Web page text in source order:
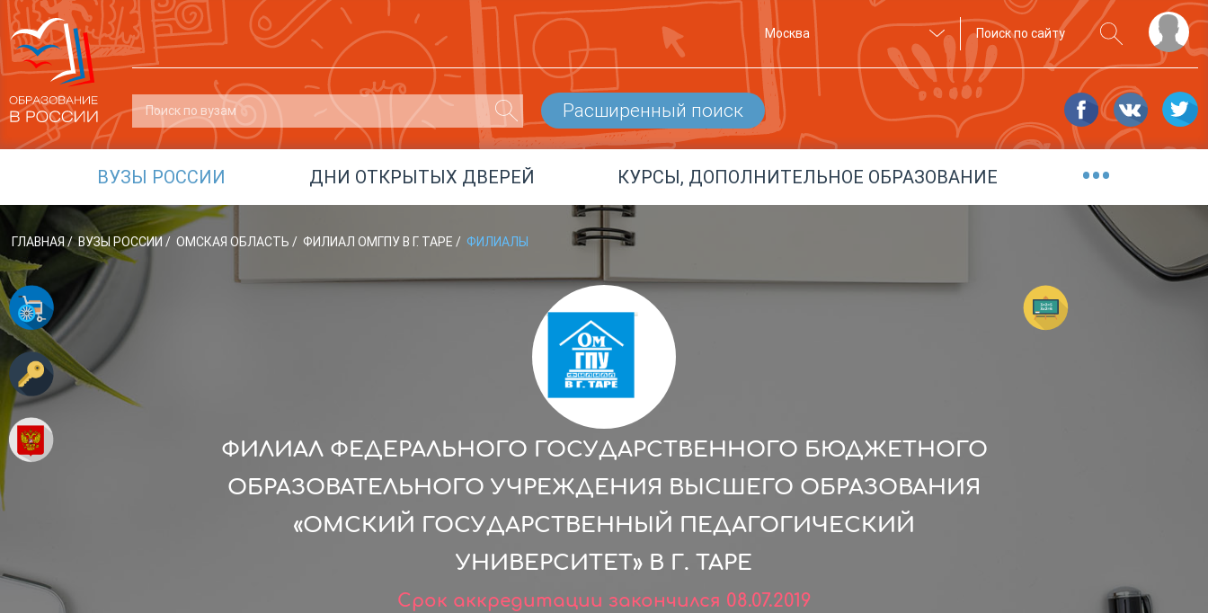
Москва
Расширенный поиск
ВУЗЫ РОССИИ ДНИ ОТКРЫТЫХ ДВЕРЕЙ КУРСЫ, ДОПОЛНИТЕЛЬНОЕ ОБРАЗОВАНИЕ •••
ГЛАВНАЯ/ ВУЗЫ РОССИИ / ОМСКАЯ ОБЛАСТЬ / ФИЛИАЛ ОМГПУ В Г. ТАРЕ / ФИЛИАЛЫ
ФИЛИАЛ ФЕДЕРАЛЬНОГО ГОСУДАРСТВЕННОГО БЮДЖЕТНОГО
ОБРАЗОВАТЕЛЬНОГО УЧРЕЖДЕНИЯ ВЫСШЕГО ОБРАЗОВАНИЯ
«ОМСКИЙ ГОСУДАРСТВЕННЫЙ ПЕДАГОГИЧЕСКИЙ
УНИВЕРСИТЕТ» В Г. ТАРЕ
Срок аккредитации закончился 08.07.2019